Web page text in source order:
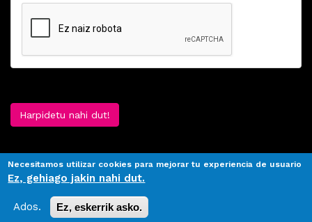
Harpidetu nahi dut!
Necesitamos utilizar cookies para mejorar tu experiencia de usuario
Ez, gehiago jakin nahi dut.
Ados. Ez, eskerrik asko.